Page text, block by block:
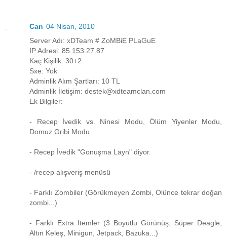
Can 04 Nisan, 2010
Server Adı: xDTeam # ZoMBiE PLaGuE
IP Adresi: 85.153.27.87
Kaç Kişilik: 30+2
Sxe: Yok
Adminlik Alım Şartları: 10 TL
Adminlik İletişim: destek@xdteamclan.com
Ek Bilgiler:
- Recep İvedik vs. Ninesi Modu, Ölüm Yiyenler Modu,
Domuz Gribi Modu
- Recep İvedik "Gonuşma Layn" diyor.
- /recep alışveriş menüsü
- Farklı Zombiler (Görükmeyen Zombi, Ölünce tekrar doğan
zombi...)
- Farklı Extra Itemler (3 Boyutlu Görünüş, Süper Deagle,
Altın Keleş, Minigun, Jetpack, Bazuka...)